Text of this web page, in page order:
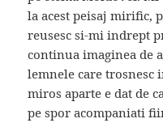
la acest peisaj mirific,
reusesc si-mi indrept
continua imaginea de
lemnele care trosnesc
miros aparte e dat de
pe spor acompaniati